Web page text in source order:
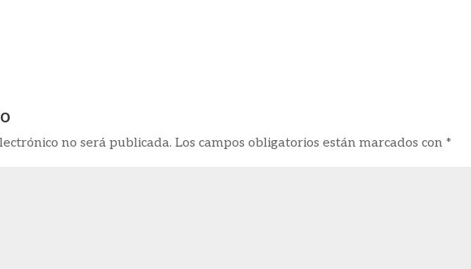
no será publicada. Los campos obligatorios están marcados con*